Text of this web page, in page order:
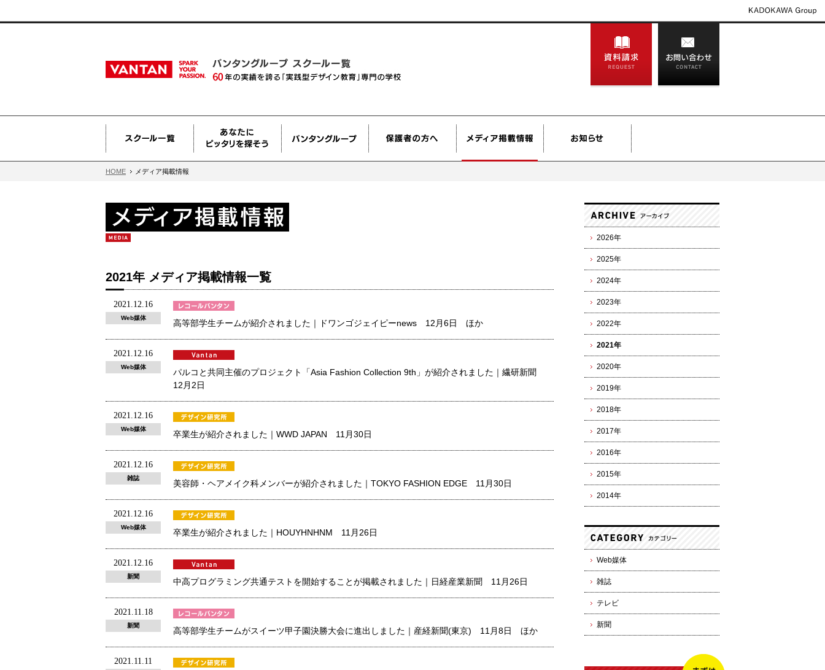
HOME メディア掲載情報
2021年 メディア掲載情報一覧
2021.12.16
Web媒体
高等部学生チームが紹介されました｜ドワンゴジェイピーnews 12月6日 ほか
2021.12.16
Web媒体
パルコと共同主催のプロジェクト「Asia Fashion Collection 9th」が紹介されました｜繊研新聞
12月2日
2021.12.16
Web媒体
卒業生が紹介されました｜WWD JAPAN 11月30日
2021.12.16
雑誌
美容師・ヘアメイク科メンバーが紹介されました｜TOKYO FASHION EDGE 11月30日
2021.12.16
Web媒体
卒業生が紹介されました｜HOUYHNHNM 11月26日
2021.12.16
新聞
中高プログラミング共通テストを開始することが掲載されました｜日経産業新聞 11月26日
2021.11.18
新聞
高等部学生チームがスイーツ甲子園決勝大会に進出しました｜産経新聞(東京) 11月8日 ほか
2021.11.11
2026年
2025年
2024年
2023年
2022年
2021年
2020年
2019年
2018年
2017年
2016年
2015年
2014年
Web媒体
雑誌
テレビ
新聞